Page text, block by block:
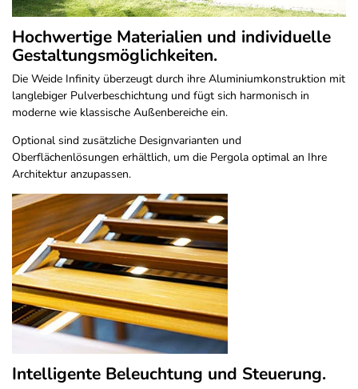
Hochwertige Materialien und individuelle
Gestaltungsmöglichkeiten.
Die Weide Infinity überzeugt durch ihre Aluminiumkonstruktion mit
langlebiger Pulverbeschichtung und fügt sich harmonisch in
moderne wie klassische Außenbereiche ein.
Optional sind zusätzliche Designvarianten und
Oberflächenlösungen erhältlich, um die Pergola optimal an Ihre
Architektur anzupassen.
Intelligente Beleuchtung und Steuerung.